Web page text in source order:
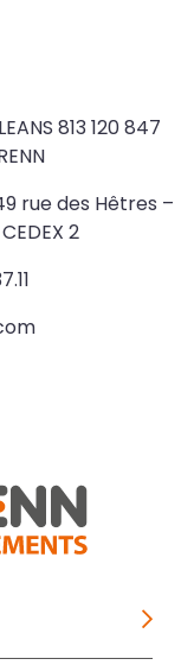
813 120 847
rue des Hêtres –
2